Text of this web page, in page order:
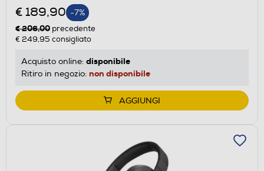
€ 189,90 -7%
€ 206,00 precedente
€ 249,95 consigliato
Acquisto online: disponibile
Ritiro in negozio: non disponibile
AGGIUNGI